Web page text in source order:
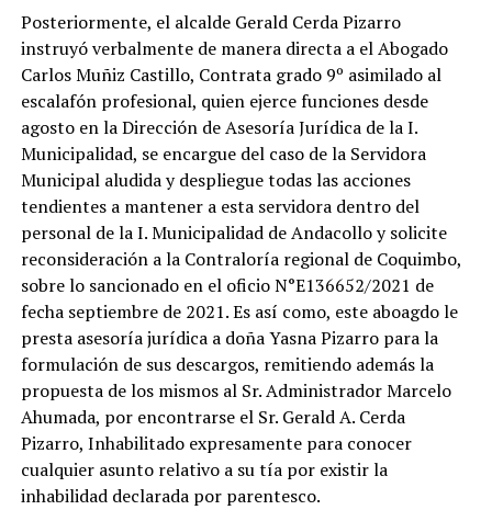
Posteriormente, el alcalde Gerald Cerda Pizarro
instruyó verbalmente de manera directa a el Abogado
Carlos Muñiz Castillo, Contrata grado 9º asimilado al
escalafón profesional, quien ejerce funciones desde
agosto en la Dirección de Asesoría Jurídica de la I.
Municipalidad, se encargue del caso de la Servidora
Municipal aludida y despliegue todas las acciones
tendientes a mantener a esta servidora dentro del
personal de la I. Municipalidad de Andacollo y solicite
reconsideración a la Contraloría regional de Coquimbo,
sobre lo sancionado en el oficio N°E136652/2021 de
fecha septiembre de 2021. Es así como, este aboagdo le
presta asesoría jurídica a doña Yasna Pizarro para la
formulación de sus descargos, remitiendo además la
propuesta de los mismos al Sr. Administrador Marcelo
Ahumada, por encontrarse el Sr. Gerald A. Cerda
Pizarro, Inhabilitado expresamente para conocer
cualquier asunto relativo a su tía por existir la
inhabilidad declarada por parentesco.